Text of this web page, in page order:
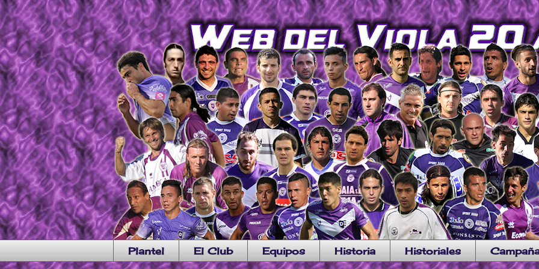
Plantel El Club Equipos Historia Historiales